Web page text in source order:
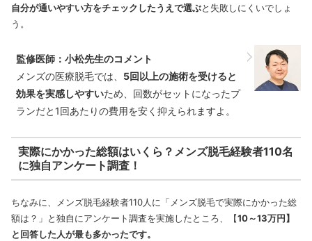
自分が通いやすい方をチェックしたうえで選ぶと失敗しにくいでしょ
う。
監修医師：小松先生のコメント
メンズの医療脱毛では、 5回以上の施術を受けると
効果を実感しやすいため、回数がセットになったプ
ランだと1回あたりの費用を安く抑えられますよ。
実際にかかった総額はいくら？メンズ脱毛経験者110名
に独自アンケート調査！
ちなみに、メンズ脱毛経験者110人に「メンズ脱毛で実際にかかった総
額は？」と独自にアンケート調査を実施したところ、【10～13万円】
と回答した人が最も多かったです。